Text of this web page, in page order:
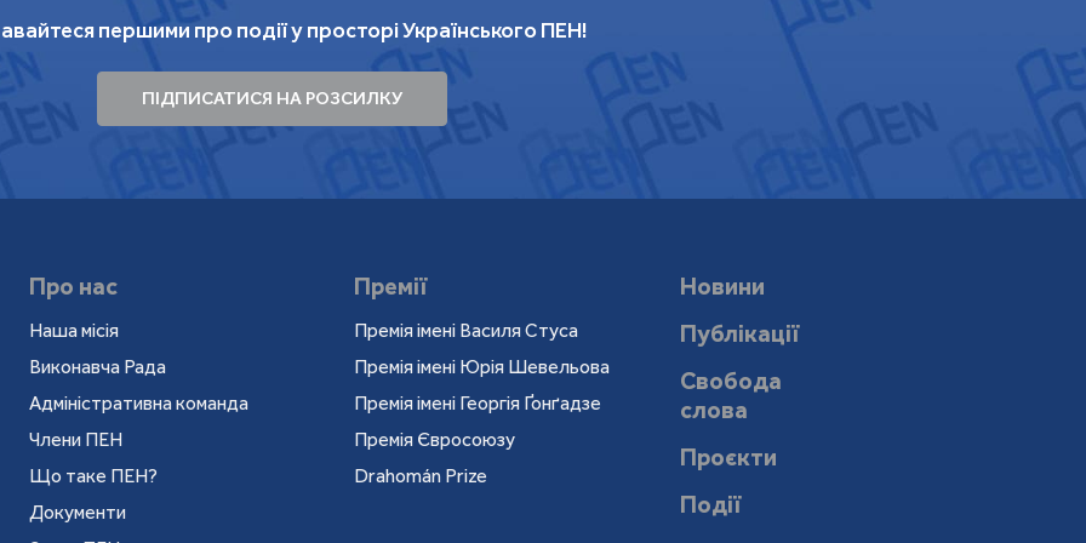
першими про події у просторі Українського ПЕН!
ПІДПИСАТИСЯ НА РОЗСИЛКУ
Про нас
Наша місія
Виконавча Рада
Адміністративна команда
Члени ПЕН
Що таке ПЕН?
Документи
Премії
Премія імені Василя Стуса
Премія імені Юрія Шевельова
Премія імені Георгія Ґонґадзе
Премія Євросоюзу
Drahomán Prize
Новини
Публікації
Свобода
слова
Проєкти
Події